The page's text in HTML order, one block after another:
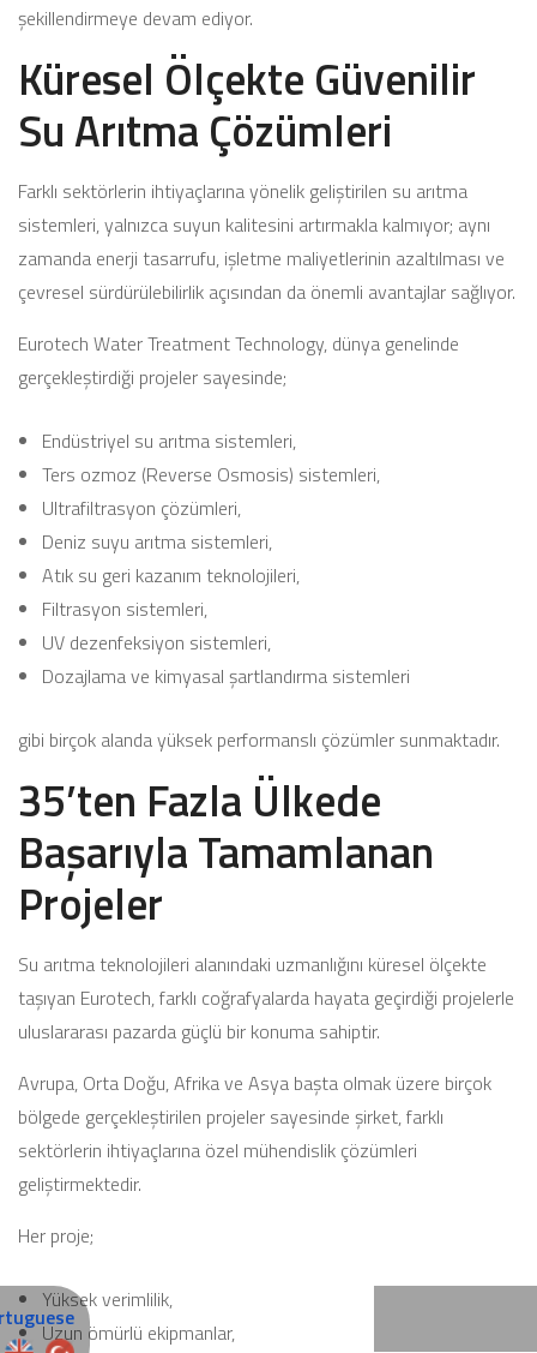
şekillendirmeye devam ediyor.
Küresel Ölçekte Güvenilir
Su Arıtma Çözümleri
Farklı sektörlerin ihtiyaçlarına yönelik geliştirilen su arıtma
sistemleri, yalnızca suyun kalitesini artırmakla kalmıyor; aynı
zamanda enerji tasarrufu, işletme maliyetlerinin azaltılması ve
çevresel sürdürülebilirlik açısından da önemli avantajlar sağlıyor.
Eurotech Water Treatment Technology, dünya genelinde
gerçekleştirdiği projeler sayesinde;
Endüstriyel su arıtma sistemleri,
Ters ozmoz (Reverse Osmosis) sistemleri,
Ultrafiltrasyon çözümleri,
Deniz suyu arıtma sistemleri,
Atık su geri kazanım teknolojileri,
Filtrasyon sistemleri,
UV dezenfeksiyon sistemleri,
Dozajlama ve kimyasal şartlandırma sistemleri
gibi birçok alanda yüksek performanslı çözümler sunmaktadır.
35’ten Fazla Ülkede
Başarıyla Tamamlanan
Projeler
Su arıtma teknolojileri alanındaki uzmanlığını küresel ölçekte
taşıyan Eurotech, farklı coğrafyalarda hayata geçirdiği projelerle
uluslararası pazarda güçlü bir konuma sahiptir.
Avrupa, Orta Doğu, Afrika ve Asya başta olmak üzere birçok
bölgede gerçekleştirilen projeler sayesinde şirket, farklı
sektörlerin ihtiyaçlarına özel mühendislik çözümleri
geliştirmektedir.
Her proje;
Yüksek verimlilik,
Uzun ömürlü ekipmanlar,